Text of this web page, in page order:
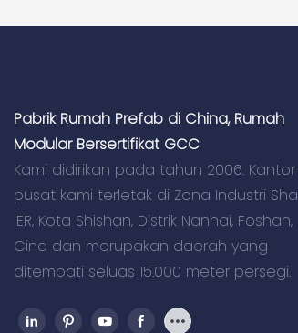
Pabrik Rumah Prefab di China, Rumah
Modular Bersertifikat GCC
Kami didirikan pada tahun 2006. Kantor
pusat kami terletak di Zona Industri Sha
'ER, Kota Shishan, Distrik Nanhai, Foshan,
Cina dan merupakan daerah yang
ditempati seluas 15.000 meter persegi.